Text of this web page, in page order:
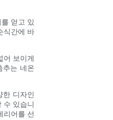
얻고 있
식간에 바
어 보이게
추는 네온
한 디자인
수 있습니
리어를 선